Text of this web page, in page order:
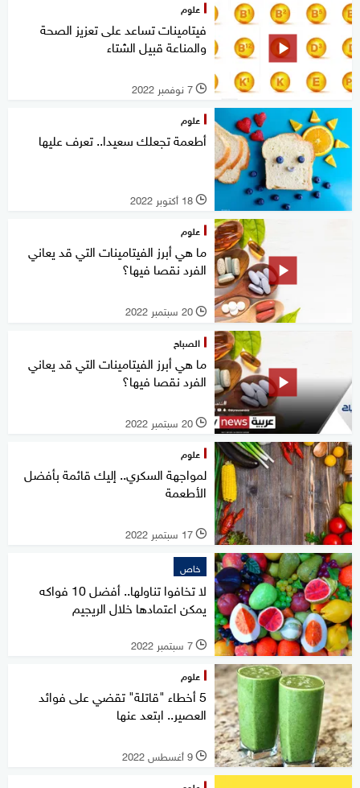
علوم
فيتامينات تساعد على تعزيز الصحة
والمناعة قبيل الشتاء
l 7 نوفمبر 2022
علوم
أطعمة تجعلك سعيدا.. تعرف عليها
l 18 أكتوبر 2022
علوم
ما هي أبرز الفيتامينات التي قد يعاني
الفرد نقصا فيها؟
l 20 سبتمبر 2022
الصباح
ما هي أبرز الفيتامينات التي قد يعاني
الفرد نقصا فيها؟
l 20 سبتمبر 2022
علوم
لمواجهة السكري.. إليك قائمة بأفضل
الأطعمة
l 17 سبتمبر 2022
خاص
لا تخافوا تناولها.. أفضل 10 فواكه
يمكن اعتمادها خلال الريجيم
l 7 سبتمبر 2022
علوم
5 أخطاء "قاتلة" تقضي على فوائد
العصير.. ابتعد عنها
l 9 أغسطس 2022